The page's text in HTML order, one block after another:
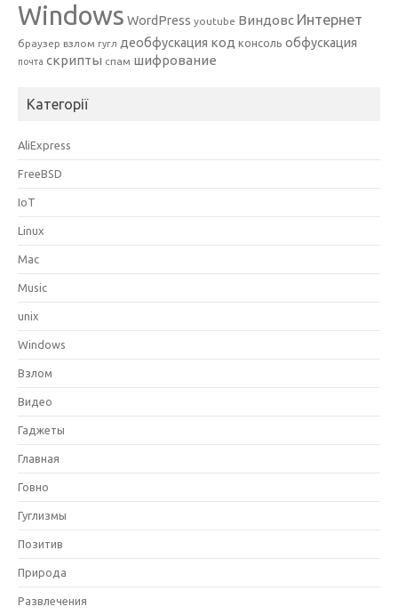
Windows WordPress youtube Виндовс Интернет
браузер взлом гугл деобфускация код консоль обфускация
почта скрипты спам шифрование
Категорії
AliExpress
FreeBSD
IoT
Linux
Mac
Music
unix
Windows
Взлом
Видео
Гаджеты
Главная
Говно
Гуглизмы
Позитив
Природа
Развлечения